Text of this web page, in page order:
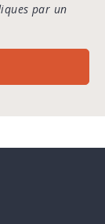
par un